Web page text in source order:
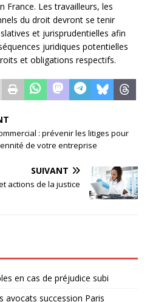
France. Les travailleurs, les
du droit devront se tenir
et jurisprudentielles afin
juridiques potentielles
et obligations respectifs.
: prévenir les litiges pour
de votre entreprise
SUIVANT
actions de la justice
en cas de préjudice subi
avocats succession Paris